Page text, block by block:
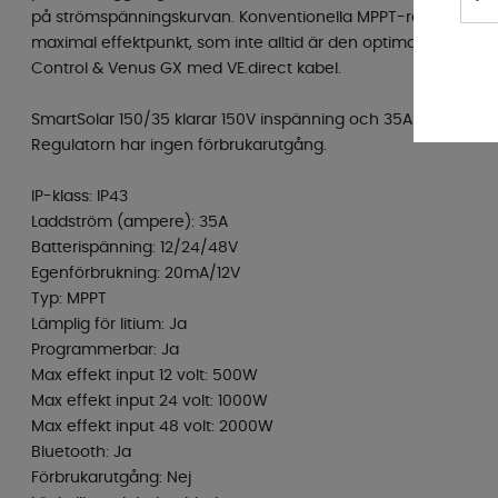
på strömspänningskurvan. Konventionella MPPT-regulatorer
maximal effektpunkt, som inte alltid är den optimala. Kan
Control & Venus GX med VE.direct kabel.
SmartSolar 150/35 klarar 150V inspänning och 35A
Regulatorn har ingen förbrukarutgång.
IP-klass: IP43
Laddström (ampere): 35A
Batterispänning: 12/24/48V
Egenförbrukning: 20mA/12V
Typ: MPPT
Lämplig för litium: Ja
Programmerbar: Ja
Max effekt input 12 volt: 500W
Max effekt input 24 volt: 1000W
Max effekt input 48 volt: 2000W
Bluetooth: Ja
Förbrukarutgång: Nej